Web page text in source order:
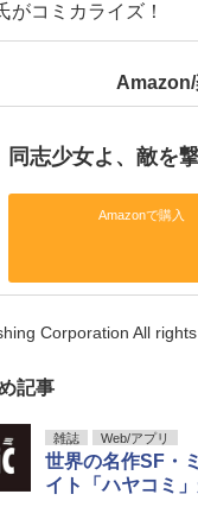
がコミカライズ！
Amazon/
同志少女よ、敵を
Amazonで購入
Corporation All rights
記事
雑誌 Web/アプリ
世界の名作SF・
イト「ハヤコミ